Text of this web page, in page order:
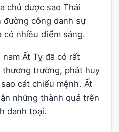
chủ được sao Thái
đường công danh sự
nhiều điểm sáng.
Ất Tỵ đã có rất
trường, phát huy
cát chiếu mệnh. Ất
những thành quả trên
danh toại.